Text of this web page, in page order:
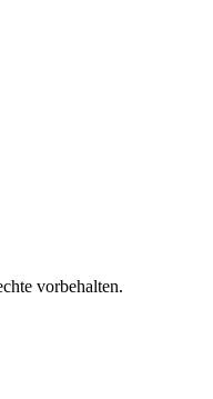
vorbehalten.